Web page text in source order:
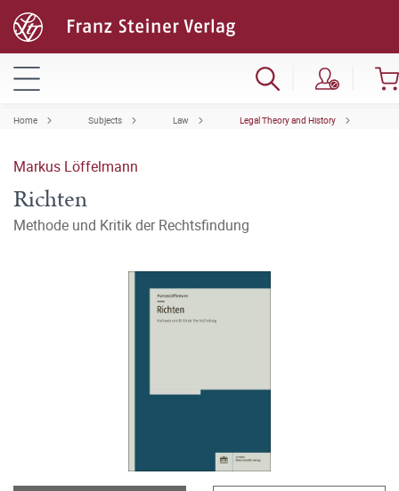
Home Subjects Law Legal Theory and History
Markus Löffelmann
Richten
Methode und Kritik der Rechtsfindung